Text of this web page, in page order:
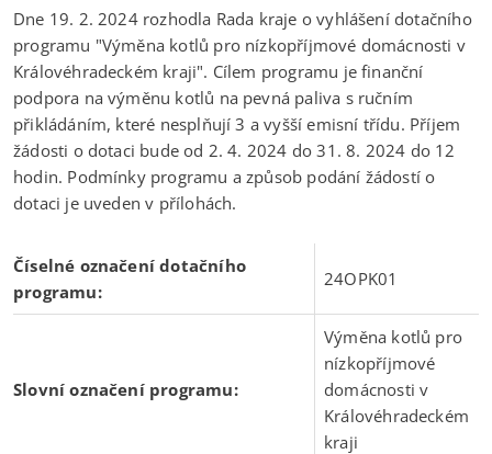
Dne 19. 2. 2024 rozhodla Rada kraje o vyhlášení dotačního
programu "Výměna kotlů pro nízkopříjmové domácnosti v
Královéhradeckém kraji". Cílem programu je finanční
podpora na výměnu kotlů na pevná paliva s ručním
přikládáním, které nesplňují 3 a vyšší emisní třídu. Příjem
žádosti o dotaci bude od 2. 4. 2024 do 31. 8. 2024 do 12
hodin. Podmínky programu a způsob podání žádostí o
dotaci je uveden v přílohách.
Číselné označení dotačního
programu:
24OPK01
Slovní označení programu:
Výměna kotlů pro
nízkopříjmové
domácnosti v
Královéhradeckém
kraji